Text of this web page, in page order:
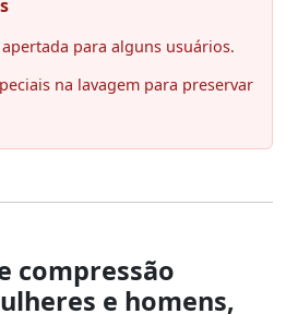
para alguns usuários.
na lavagem para preservar
compressão
e homens,